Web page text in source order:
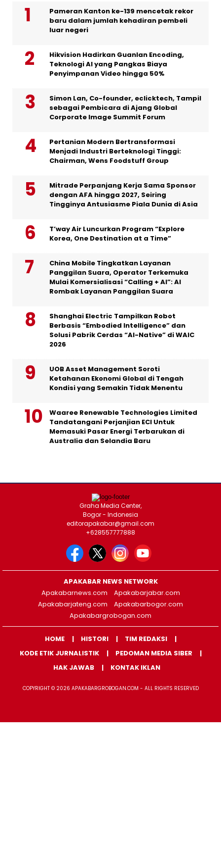
Pameran Kanton ke-139 mencetak rekor
baru dalam jumlah kehadiran pembeli
luar negeri
Hikvision Hadirkan Guanlan Encoding,
Teknologi AI yang Pangkas Biaya
Penyimpanan Video hingga 50%
Simon Lan, Co-founder, eclicktech, Tampil
sebagai Pembicara di Ajang Global
Corporate Image Summit Forum
Pertanian Modern Bertransformasi
Menjadi Industri Berteknologi Tinggi:
Chairman, Wens Foodstuff Group
Mitrade Perpanjang Kerja Sama Sponsor
dengan AFA hingga 2027, Seiring
Tingginya Antusiasme Piala Dunia di Asia
T’way Air Luncurkan Program “Explore
Korea, One Destination at a Time”
China Mobile Tingkatkan Layanan
Panggilan Suara, Operator Terkemuka
Mulai Komersialisasi “Calling + AI”: AI
Rombak Layanan Panggilan Suara
Shanghai Electric Tampilkan Robot
Berbasis “Embodied Intelligence” dan
Solusi Pabrik Cerdas “AI-Native” di WAIC
2026
UOB Asset Management Soroti
Ketahanan Ekonomi Global di Tengah
Kondisi yang Semakin Tidak Menentu
Waaree Renewable Technologies Limited
Tandatangani Perjanjian ECI Untuk
Memasuki Pasar Energi Terbarukan di
Australia dan Selandia Baru
Graha Media Center,
Bogor - Indonesia
editorapakabar@gmail.com
+628557777888
APAKABAR NEWS NETWORK
Apakabarnews.com
Apakabarjabar.com
Apakabarjateng.com
Apakabarbogor.com
Apakabargrobogan.com
HOME HISTORI
TIM REDAKSI
KODE ETIK JURNALISTIK
PEDOMAN MEDIA SIBER
HAK JAWAB
KONTAK IKLAN
COPYRIGHT © 2026 APAKABARGROBOGAN.COM - ALL RIGHTS RESERVED